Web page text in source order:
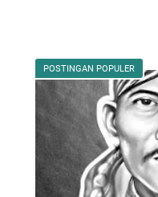
POSTINGAN POPULER